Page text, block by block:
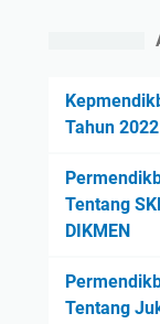
Tahun
Tentang
DIKMEN
Tentang